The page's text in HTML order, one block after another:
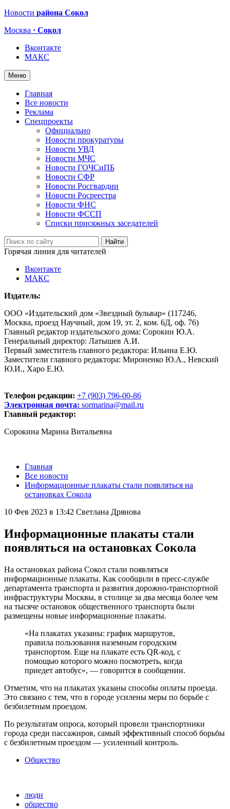
Новости района Сокол
Москва · Сокол
Вконтакте
МАКС
Меню
Главная
Все новости
Реклама
Спецпроекты
Официально
Новости прокуратуры
Новости УВД
Новости МЧС
Новости ГОЧСиПБ
Новости СФР
Новости Росгвардии
Новости Росреестра
Новости ФНС
Новости ФССП
Списки присяжных заседателей
Горячая линия для читателей
Вконтакте
МАКС
Издатель:
ООО «Издательский дом «Звездный бульвар» (117246,
Москва, проезд Научный, дом 19, эт. 2, ком. 6Д, оф. 76)
Главный редактор издательского дома: Сорокин Ю.А.
Генеральный директор: Латышев А.И.
Первый заместитель главного редактора: Ильина Е.Ю.
Заместители главного редактора: Мироненко Ю.А., Невский
Ю.И., Харо Е.Ю.
Телефон редакции: +7 (903) 796-00-86
Электронная почта: sormarina@mail.ru
Главный редактор:
Сорокина Марина Витальевна
Главная
Все новости
Информационные плакаты стали появляться на
остановках Сокола
10 Фев 2023 в 13:42 Светлана Дрянова
Информационные плакаты стали
появляться на остановках Сокола
На остановках района Сокол стали появляться
информационные плакаты. Как сообщили в пресс-службе
департамента транспорта и развития дорожно-транспортной
инфраструктуры Москвы, в столице за два месяца более чем
на тысяче остановок общественного транспорта были
размещены новые информационные плакаты.
«На плакатах указаны: график маршрутов,
правила пользования наземным городским
транспортом. Еще на плакате есть QR-код, с
помощью которого можно посмотреть, когда
приедет автобус», — говорится в сообщении.
Отметим, что на плакатах указаны способы оплаты проезда.
Это связано с тем, что в городе усилены меры по борьбе с
безбилетным проездом.
По результатам опроса, который провели транспортники
города среди пассажиров, самый эффективный способ борьбы
с безбилетным проездом — усиленный контроль.
Общество
люди
общество